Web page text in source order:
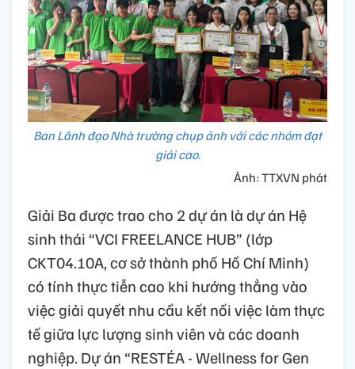
Ban Lãnh đạo Nhà trường chụp ảnh với các nhóm đạt
giải cao.
Ảnh: TTXVN phát
Giải Ba được trao cho 2 dự án là dự án Hệ
sinh thái “VCI FREELANCE HUB” (lớp
CKT04.10A, cơ sở thành phố Hồ Chí Minh)
có tính thực tiễn cao khi hướng thẳng vào
việc giải quyết nhu cầu kết nối việc làm thực
tế giữa lực lượng sinh viên và các doanh
nghiệp. Dự án “RESTÉA - Wellness for Gen